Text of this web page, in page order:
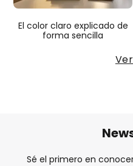
El color claro explicado de
forma sencilla
Sé el primero en